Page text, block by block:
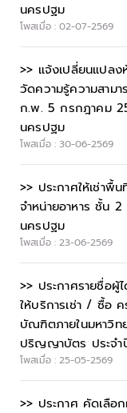
นครปฐม
โพสเมื่อ : 02-07-2569
>> แจ้งเปลี่ยนแปล
วัดความรู้ความสาม
ก.พ. 5 กรกฎาคม
นครปฐม
โพสเมื่อ : 30-06-2569
>> ประกาศให้เช่าพื้
จำหน่ายอาหาร ชั้น
นครปฐม
โพสเมื่อ : 23-06-2569
>> ประกาศรายชื่อผู้
ให้บริการเช่า / ซื้อ
บัณฑิตภายในมหาวิท
ปริญญาบัตร ประจำ
โพสเมื่อ : 25-05-2569
>> ประกาศ คัดเลือ